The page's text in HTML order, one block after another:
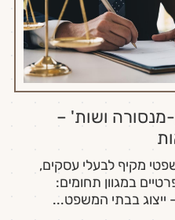
מנסורה ושות' –
מקיף לבעלי עסקים,
במגוון תחומים:
ייצוג בבתי המשפט...